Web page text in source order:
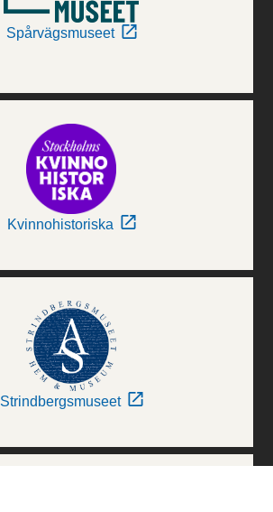
Spårvägsmuseet
Kvinnohistoriska
Strindbergsmuseet